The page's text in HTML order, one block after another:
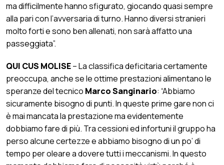
ma difficilmente hanno sfigurato, giocando quasi sempre
alla pari con l’avversaria di turno. Hanno diversi stranieri
molto forti e sono ben allenati, non sarà affatto una
passeggiata”.
QUI CUS MOLISE– La classifica deficitaria certamente
preoccupa, anche se le ottime prestazioni alimentano le
speranze del tecnico Marco Sanginario: “Abbiamo
sicuramente bisogno di punti. In queste prime gare non ci
è mai mancata la prestazione ma evidentemente
dobbiamo fare di più. Tra cessioni ed infortuni il gruppo ha
perso alcune certezze e abbiamo bisogno di un po’ di
tempo per oleare a dovere tutti i meccanismi. In questo